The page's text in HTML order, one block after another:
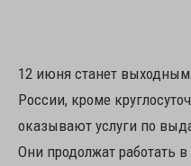
12 июня станет
России, кроме
оказывают услуги по
Они продолжат работать